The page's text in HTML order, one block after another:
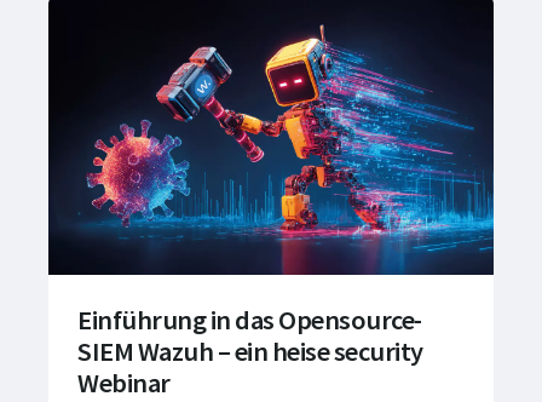
Einführung in das Opensource-
SIEM Wazuh – ein heise security
Webinar